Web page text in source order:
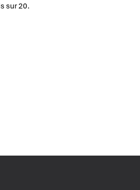
sur 20.